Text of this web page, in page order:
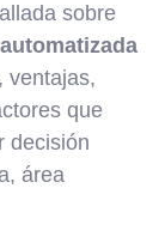
sobre
ventajas,
que
decisión
área